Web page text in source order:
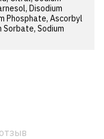
Disodium
Phosphate, Ascorbyl
Sodium